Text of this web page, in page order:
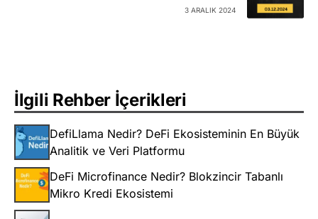
3 ARALIK 2024
İlgili Rehber İçerikleri
DefiLlama Nedir? DeFi Ekosisteminin En Büyük
Analitik ve Veri Platformu
DeFi Microfinance Nedir? Blokzincir Tabanlı
Mikro Kredi Ekosistemi